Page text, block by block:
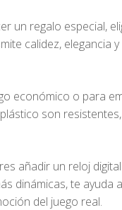
un regalo especial,
calidez, elegancia
económico o para
son
añadir un reloj
dinámicas, te ayuda
del juego real.